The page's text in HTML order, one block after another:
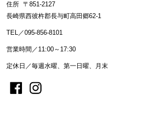
住所 〒851-2127
長崎県西彼杵郡長与町高田郷62-1
TEL／095-856-8101
営業時間／11:00～17:30
定休日／毎週水曜、第一日曜、月末